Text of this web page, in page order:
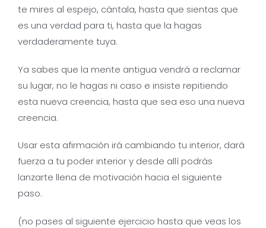
te mires al espejo, cántala, hasta que sientas que
es una verdad para ti, hasta que la hagas
verdaderamente tuya.
Ya sabes que la mente antigua vendrá a reclamar
su lugar, no le hagas ni caso e insiste repitiendo
esta nueva creencia, hasta que sea eso una nueva
creencia.
Usar esta afirmación irá cambiando tu interior, dará
fuerza a tu poder interior y desde allí podrás
lanzarte llena de motivación hacia el siguiente
paso.
(no pases al siguiente ejercicio hasta que veas los